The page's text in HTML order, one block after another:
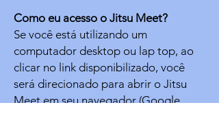
Como eu acesso o Jitsu Meet?
Se você está utilizando um
computador desktop ou lap top, ao
clicar no link disponibilizado, você
será direcionado para abrir o Jitsu
Meet em seu navegador (Google